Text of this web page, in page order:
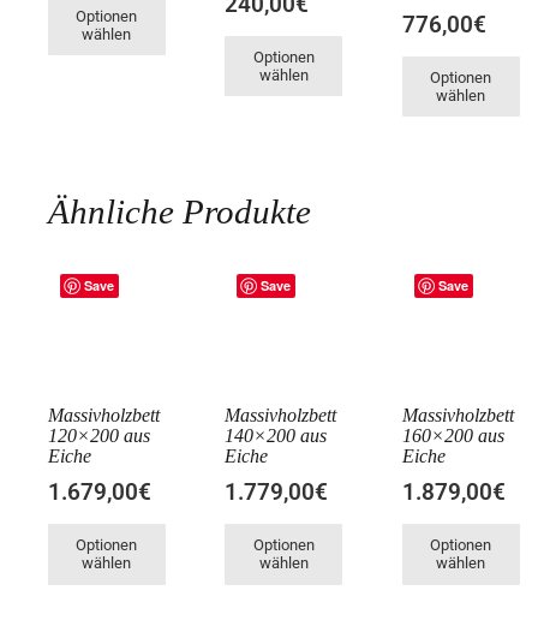
Optionen
wählen
Optionen
wählen
776,00€
Optionen
wählen
Ähnliche Produkte
Save
Massivholzbett
120×200 aus
Eiche
1.679,00€
Optionen
wählen
Save
Massivholzbett
140×200 aus
Eiche
1.779,00€
Optionen
wählen
Save
Massivholzbett
160×200 aus
Eiche
1.879,00€
Optionen
wählen